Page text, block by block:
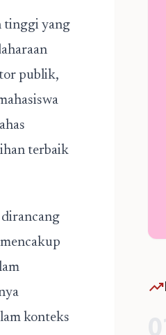
tinggi yang
publik,
terbaik
konteks
trending_up